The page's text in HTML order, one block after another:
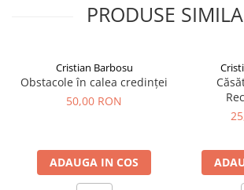
PRODUSE
Cristian Barbosu
Obstacole în calea credinței
50,00 RON
ADAUGA IN COS